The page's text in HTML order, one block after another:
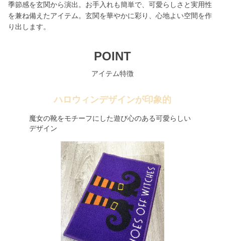
季節感を玄関から演出。お手入れも簡単で、可愛らしさと実用性
を兼ね備えたアイテム。玄関を華やかに彩り、心地よい空間を作
り出します。
POINT
アイテム特徴
ハロウィンデザインが印象的
魔女の靴をモチーフにした遊び心のある可愛らしい
デザイン